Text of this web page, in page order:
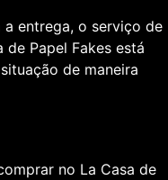
entrega, o serviço de
Papel Fakes está
de maneira
no La Casa de